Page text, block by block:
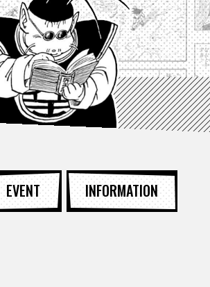
EVENT INFORMATION